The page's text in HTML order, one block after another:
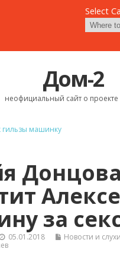
Select
Дом-2
неофициальный сайт о
гильзы машинку
Донцова
за
05.01.2018 Новости и слухи